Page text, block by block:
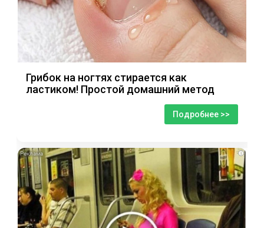
Грибок на ногтях стирается как
ластиком! Простой домашний метод
Подробнее >>
i